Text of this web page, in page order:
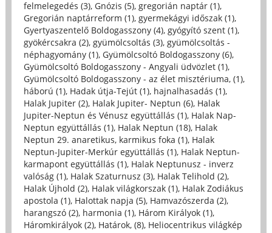
felmelegedés (3), Gnózis (5), gregorián naptár (1),
Gregorián naptárreform (1), gyermekágyi időszak (1),
Gyertyaszentelő Boldogasszony (4), gyógyító szent (1),
gyökércsakra (2), gyümölcsoltás (3), gyümölcsoltás -
néphagyomány (1), Gyümölcsoltó Boldogasszony (6),
Gyümölcsoltó Boldogasszony - Angyali üdvözlet (1),
Gyümölcsoltó Boldogasszony - az élet misztériuma, (1),
háború (1), Hadak útja-Tejút (1), hajnalhasadás (1),
Halak Jupiter (2), Halak Jupiter- Neptun (6), Halak
Jupiter-Neptun és Vénusz együttállás (1), Halak Nap-
Neptun együttállás (1), Halak Neptun (18), Halak
Neptun 29. anaretikus, karmikus foka (1), Halak
Neptun-Jupiter-Merkúr együttállás (1), Halak Neptun-
karmapont együttállás (1), Halak Neptunusz - inverz
valóság (1), Halak Szaturnusz (3), Halak Telihold (2),
Halak Újhold (2), Halak világkorszak (1), Halak Zodiákus
apostola (1), Halottak napja (5), Hamvazószerda (2),
harangszó (2), harmonia (1), Három Királyok (1),
Háromkirályok (2), Határok, (8), Heliocentrikus világkép